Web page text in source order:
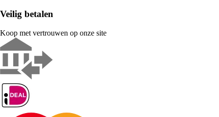
Veilig betalen
Koop met vertrouwen op onze site